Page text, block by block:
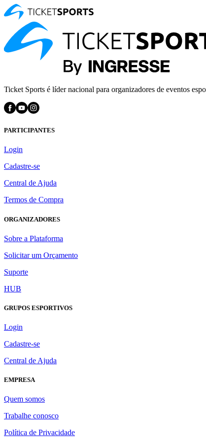
Ticket Sports é líder nacional para organizadores de eventos
PARTICIPANTES
Login
Cadastre-se
Central de Ajuda
Termos de Compra
ORGANIZADORES
Sobre a Plataforma
Solicitar um Orçamento
Suporte
HUB
GRUPOS ESPORTIVOS
Login
Cadastre-se
Central de Ajuda
EMPRESA
Quem somos
Trabalhe conosco
Política de Privacidade